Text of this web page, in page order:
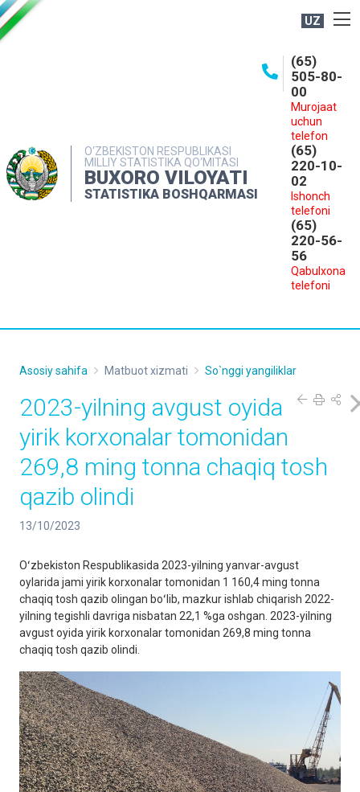
UZ
O‘ZBEKISTON RESPUBLIKASI
MILLIY STATISTIKA QO‘MITASI
BUXORO VILOYATI
STATISTIKA BOSHQARMASI
(65)
505-80-
00
Murojaat
uchun
telefon
(65)
220-10-
02
Ishonch
telefoni
(65)
220-56-
56
Qabulxona
telefoni
MATBUOT XIZMATI
MUROJAATLAR
Asosiy sahifa Matbuot xizmati So`nggi yangiliklar
2023-yilning avgust oyida
yirik korxonalar tomonidan
269,8 ming tonna chaqiq tosh
qazib olindi
13/10/2023
Oʻzbekiston Respublikasida 2023-yilning yanvar-avgust
oylarida jami yirik korxonalar tomonidan 1 160,4 ming tonna
chaqiq tosh qazib olingan boʻlib, mazkur ishlab chiqarish 2022-
yilning tegishli davriga nisbatan 22,1 %ga oshgan. 2023-yilning
avgust oyida yirik korxonalar tomonidan 269,8 ming tonna
chaqiq tosh qazib olindi.